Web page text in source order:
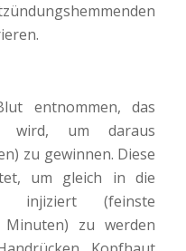
entnommen, das
wird, um daraus
zu gewinnen. Diese
um gleich in die
injiziert (feinste
zu werden